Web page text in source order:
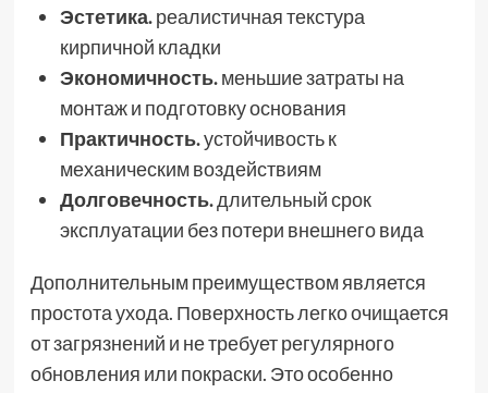
Эстетика.реалистичная текстура
кирпичной кладки
Экономичность.меньшие затраты на
монтаж и подготовку основания
Практичность.устойчивость к
механическим воздействиям
Долговечность.длительный срок
эксплуатации без потери внешнего вида
Дополнительным преимуществом является
простота ухода. Поверхность легко очищается
от загрязнений и не требует регулярного
обновления или покраски. Это особенно